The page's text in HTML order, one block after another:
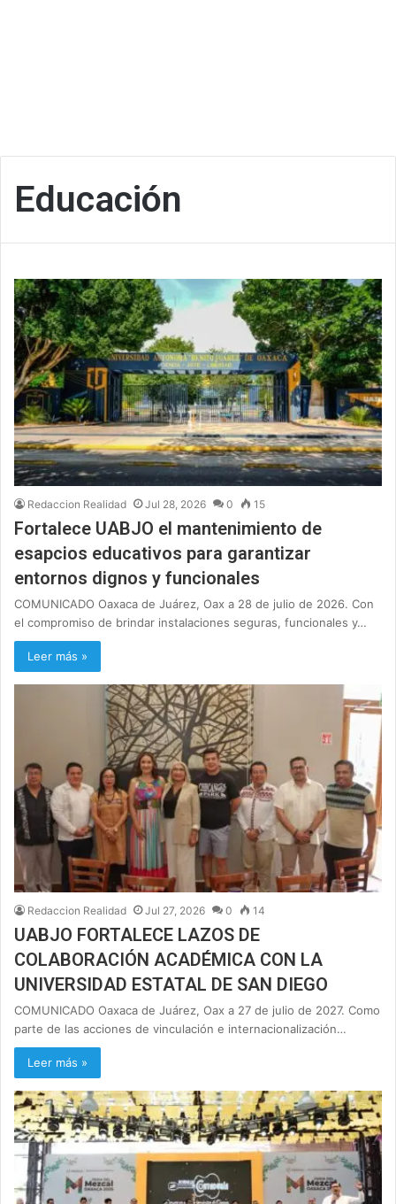
Educación
Redaccion Realidad Jul 28, 2026 0 15
Fortalece UABJO el mantenimiento de
esapcios educativos para garantizar
entornos dignos y funcionales
COMUNICADO Oaxaca de Juárez, Oax a 28 de julio de 2026. Con
el compromiso de brindar instalaciones seguras, funcionales y…
Leer más »
Redaccion Realidad Jul 27, 2026 0 14
UABJO FORTALECE LAZOS DE
COLABORACIÓN ACADÉMICA CON LA
UNIVERSIDAD ESTATAL DE SAN DIEGO
COMUNICADO Oaxaca de Juárez, Oax a 27 de julio de 2027. Como
parte de las acciones de vinculación e internacionalización…
Leer más »